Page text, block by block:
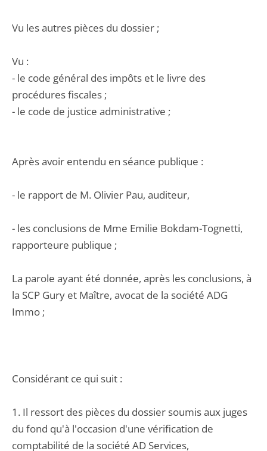
Vu les autres pièces du dossier ;
Vu :
- le code général des impôts et le livre des
procédures fiscales ;
- le code de justice administrative ;
Après avoir entendu en séance publique :
- le rapport de M. Olivier Pau, auditeur,
- les conclusions de Mme Emilie Bokdam-Tognetti,
rapporteure publique ;
La parole ayant été donnée, après les conclusions, à
la SCP Gury et Maître, avocat de la société ADG
Immo ;
Considérant ce qui suit :
1. Il ressort des pièces du dossier soumis aux juges
du fond qu'à l'occasion d'une vérification de
comptabilité de la société AD Services,